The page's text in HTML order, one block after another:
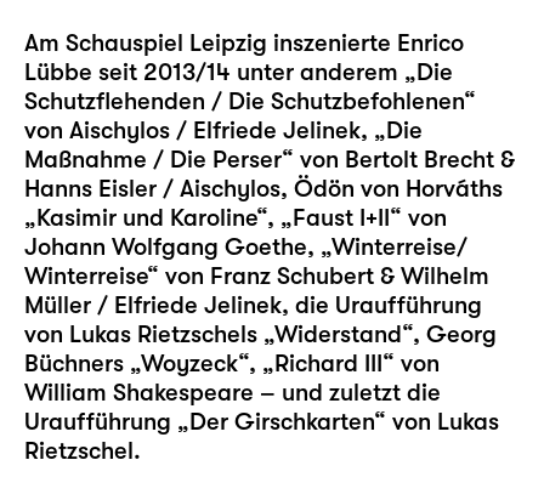
Am Schauspiel Leipzig inszenierte Enrico
Lübbe seit 2013/14 unter anderem „Die
Schutzflehenden / Die Schutzbefohlenen“
von Aischylos / Elfriede Jelinek, „Die
Maßnahme / Die Perser“ von Bertolt Brecht &
Hanns Eisler / Aischylos, Ödön von Horváths
„Kasimir und Karoline“, „Faust I+II“ von
Johann Wolfgang Goethe, „Winterreise/
Winterreise“ von Franz Schubert & Wilhelm
Müller / Elfriede Jelinek, die Uraufführung
von Lukas Rietzschels „Widerstand“, Georg
Büchners „Woyzeck“, „Richard III“ von
William Shakespeare – und zuletzt die
Uraufführung „Der Girschkarten“ von Lukas
Rietzschel.